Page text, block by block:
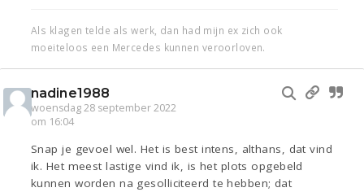
Als klagen telde als werk, dan had mijn ex zich ook
moeiteloos een Mercedes kunnen veroorloven.
nadine1988
woensdag 28 september 2022
om 16:04
Snap je gevoel wel. Het is best intens, althans, dat vind
ik. Het meest lastige vind ik, is het plots opgebeld
kunnen worden na gesolliciteerd te hebben; dat